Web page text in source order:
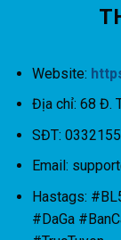
Website:
Địa chỉ: 68 Đ.
SĐT:
Email:
Hastags:
#DaGa